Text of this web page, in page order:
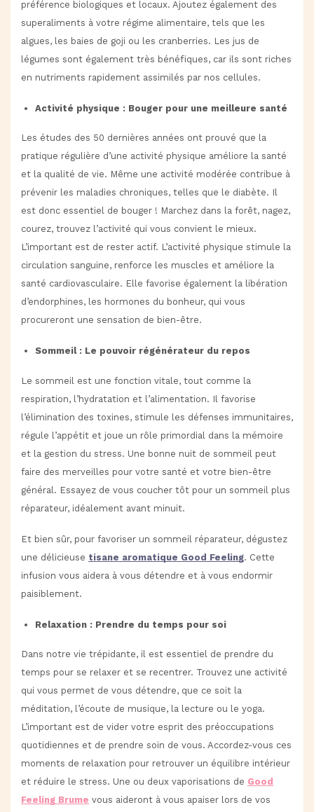
préférence biologiques et locaux. Ajoutez également des
superaliments à votre régime alimentaire, tels que les
algues, les baies de goji ou les cranberries. Les jus de
légumes sont également très bénéfiques, car ils sont riches
en nutriments rapidement assimilés par nos cellules.
Activité physique : Bouger pour une meilleure santé
Les études des 50 dernières années ont prouvé que la
pratique régulière d’une activité physique améliore la santé
et la qualité de vie. Même une activité modérée contribue à
prévenir les maladies chroniques, telles que le diabète. Il
est donc essentiel de bouger ! Marchez dans la forêt, nagez,
courez, trouvez l’activité qui vous convient le mieux.
L’important est de rester actif. L’activité physique stimule la
circulation sanguine, renforce les muscles et améliore la
santé cardiovasculaire. Elle favorise également la libération
d’endorphines, les hormones du bonheur, qui vous
procureront une sensation de bien-être.
Sommeil : Le pouvoir régénérateur du repos
Le sommeil est une fonction vitale, tout comme la
respiration, l’hydratation et l’alimentation. Il favorise
l’élimination des toxines, stimule les défenses immunitaires,
régule l’appétit et joue un rôle primordial dans la mémoire
et la gestion du stress. Une bonne nuit de sommeil peut
faire des merveilles pour votre santé et votre bien-être
général. Essayez de vous coucher tôt pour un sommeil plus
réparateur, idéalement avant minuit.
Et bien sûr, pour favoriser un sommeil réparateur, dégustez
une délicieuse tisane aromatique Good Feeling. Cette
infusion vous aidera à vous détendre et à vous endormir
paisiblement.
Relaxation : Prendre du temps pour soi
Dans notre vie trépidante, il est essentiel de prendre du
temps pour se relaxer et se recentrer. Trouvez une activité
qui vous permet de vous détendre, que ce soit la
méditation, l’écoute de musique, la lecture ou le yoga.
L’important est de vider votre esprit des préoccupations
quotidiennes et de prendre soin de vous. Accordez-vous ces
moments de relaxation pour retrouver un équilibre intérieur
et réduire le stress. Une ou deux vaporisations de Good
Feeling Brume vous aideront à vous apaiser lors de vos